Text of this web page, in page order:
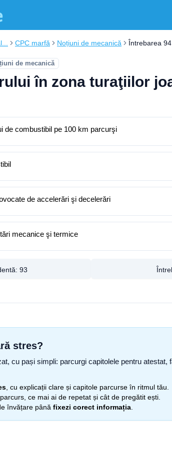
CPC marfă Noțiuni de mecanică Întrebarea 94
de mecanică
în zona turaţiilor
de combustibil pe 100 km parcurşi
de accelerări şi decelerări
mecanice şi termice
93
stres?
cu pași simpli: parcurgi capitolele pentru
, cu explicații clare și capitole parcurse în ritmul tău.
ce mai ai de repetat și cât de pregătit ești.
învățare până fixezi corect informația